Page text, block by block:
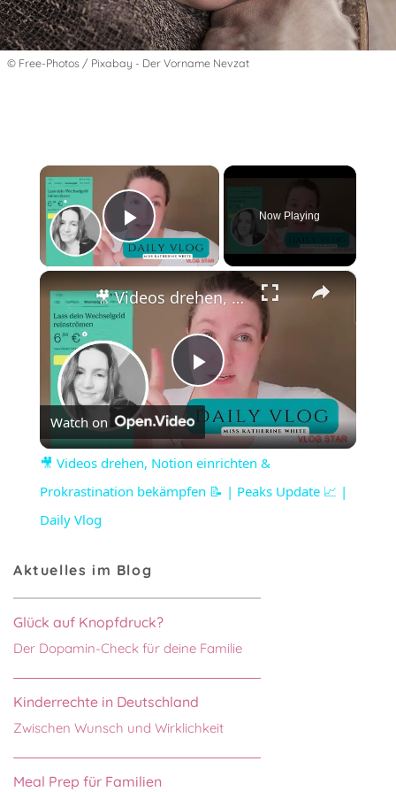
© Free-Photos / Pixabay - Der Vorname Nevzat
×
Play Video
Now Playing
×
Play
Video
🎥 Videos drehen, Notion einrichten & Prokrastination bekämpfen 📝 | Peaks Update 📈 | Daily Vlog
Watch on
🎥 Videos drehen, Notion einrichten &
Prokrastination bekämpfen 📝 | Peaks Update 📈 |
Daily Vlog
Aktuelles im Blog
Glück auf Knopfdruck?
Der Dopamin-Check für deine Familie
Kinderrechte in Deutschland
Zwischen Wunsch und Wirklichkeit
Meal Prep für Familien